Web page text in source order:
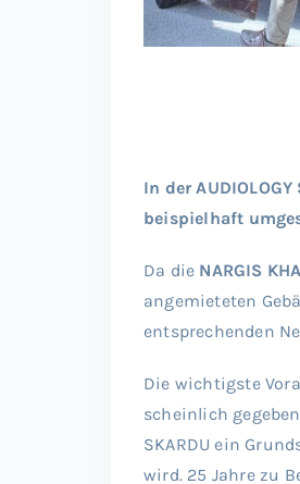
In der
beispielhaft
Da die NARGIS
angemieteten
entsprechenden
Die wichtigste
scheinlich
SKARDU ein
wird. 25 Jahre zu